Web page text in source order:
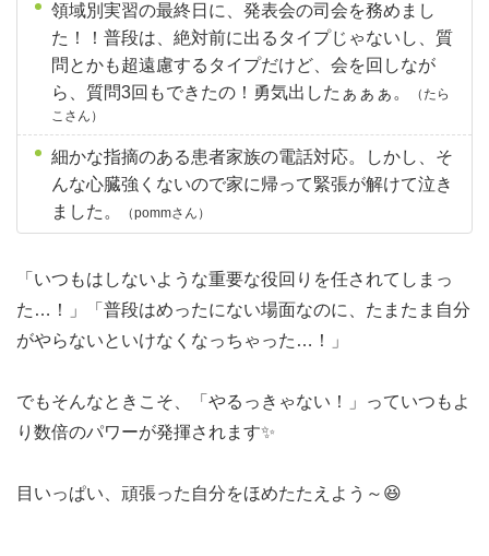
領域別実習の最終日に、発表会の司会を務めまし
た！！普段は、絶対前に出るタイプじゃないし、質
問とかも超遠慮するタイプだけど、会を回しなが
ら、質問3回もできたの！勇気出したぁぁぁ。
（たら
こさん）
細かな指摘のある患者家族の電話対応。しかし、そ
んな心臓強くないので家に帰って緊張が解けて泣き
ました。
（pommさん）
「いつもはしないような重要な役回りを任されてしまっ
た…！」「普段はめったにない場面なのに、たまたま自分
がやらないといけなくなっちゃった…！」
でもそんなときこそ、「やるっきゃない！」っていつもよ
り数倍のパワーが発揮されます✨️
目いっぱい、頑張った自分をほめたたえよう～😆